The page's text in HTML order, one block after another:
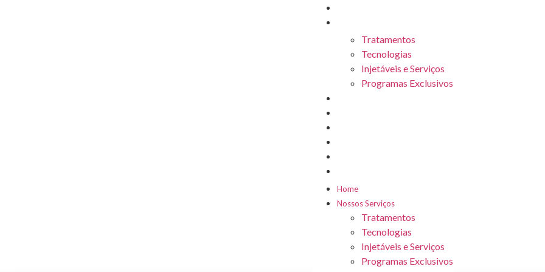
Tratamentos
Tecnologias
Injetáveis e Serviços
Programas Exclusivos
Home
Nossos Serviços
Tratamentos
Tecnologias
Injetáveis e Serviços
Programas Exclusivos